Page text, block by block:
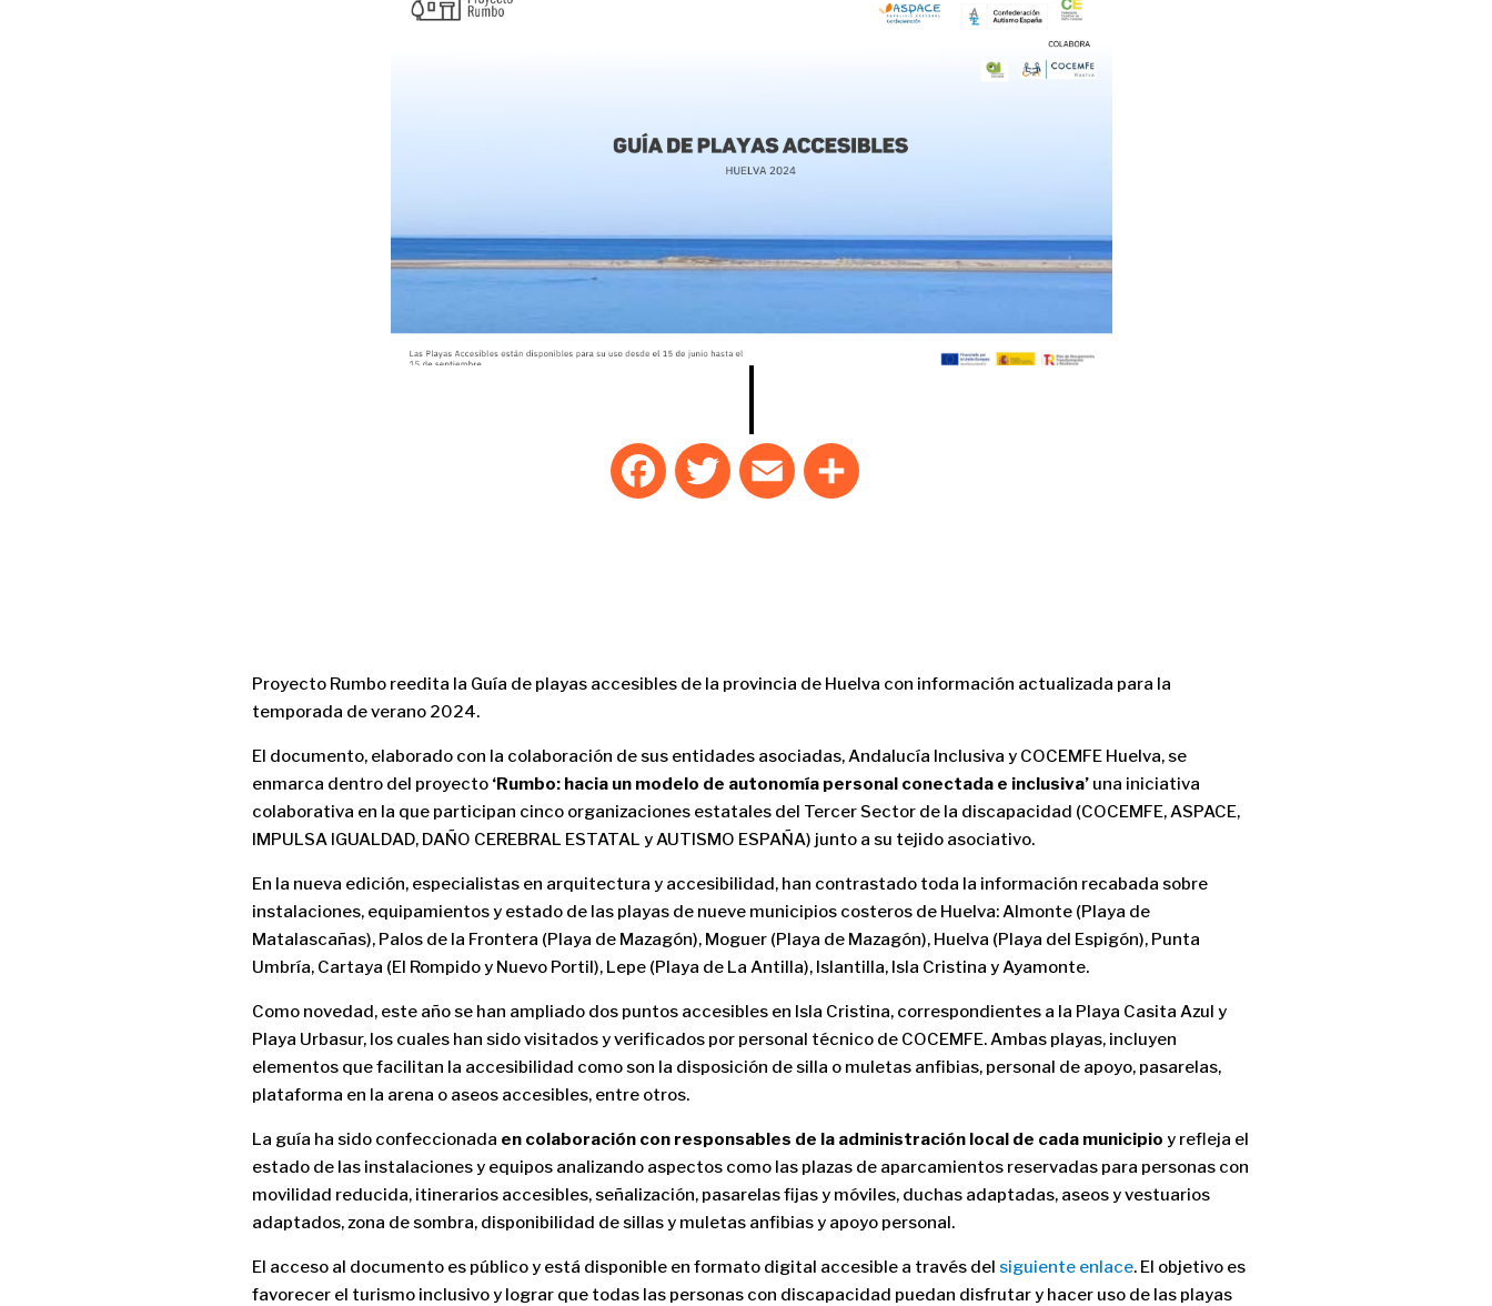
F
a
o
T
w
E
m
r
Proyecto Rumbo reedita la Guía de playas accesibles de la provincia de Huelva con información actualizada para la
temporada de verano 2024.
El documento, elaborado con la colaboración de sus entidades asociadas, Andalucía Inclusiva y COCEMFE Huelva, se
enmarca dentro del proyecto ‘Rumbo: hacia un modelo de autonomía personal conectada e inclusiva’ una iniciativa
colaborativa en la que participan cinco organizaciones estatales del Tercer Sector de la discapacidad (COCEMFE, ASPACE,
IMPULSA IGUALDAD, DAÑO CEREBRAL ESTATAL y AUTISMO ESPAÑA) junto a su tejido asociativo.
En la nueva edición, especialistas en arquitectura y accesibilidad, han contrastado toda la información recabada sobre
instalaciones, equipamientos y estado de las playas de nueve municipios costeros de Huelva: Almonte (Playa de
Matalascañas), Palos de la Frontera (Playa de Mazagón), Moguer (Playa de Mazagón), Huelva (Playa del Espigón), Punta
Umbría, Cartaya (El Rompido y Nuevo Portil), Lepe (Playa de La Antilla), Islantilla, Isla Cristina y Ayamonte.
Como novedad, este año se han ampliado dos puntos accesibles en Isla Cristina, correspondientes a la Playa Casita Azul y
Playa Urbasur, los cuales han sido visitados y verificados por personal técnico de COCEMFE. Ambas playas, incluyen
elementos que facilitan la accesibilidad como son la disposición de silla o muletas anfibias, personal de apoyo, pasarelas,
plataforma en la arena o aseos accesibles, entre otros.
La guía ha sido confeccionada en colaboración con responsables de la administración local de cada municipio y refleja el
estado de las instalaciones y equipos analizando aspectos como las plazas de aparcamientos reservadas para personas con
movilidad reducida, itinerarios accesibles, señalización, pasarelas fijas y móviles, duchas adaptadas, aseos y vestuarios
adaptados, zona de sombra, disponibilidad de sillas y muletas anfibias y apoyo personal.
El acceso al documento es público y está disponible en formato digital accesible a través del siguiente enlace. El objetivo es
favorecer el turismo inclusivo y lograr que todas las personas con discapacidad puedan disfrutar y hacer uso de las playas